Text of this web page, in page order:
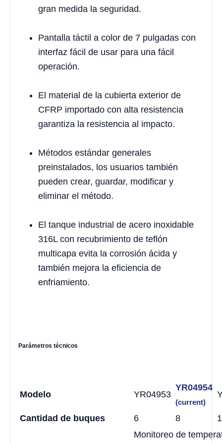
gran medida la seguridad.
Pantalla táctil a color de 7 pulgadas con
interfaz fácil de usar para una fácil
operación.
El material de la cubierta exterior de
CFRP importado con alta resistencia
garantiza la resistencia al impacto.
Métodos estándar generales
preinstalados, los usuarios también
pueden crear, guardar, modificar y
eliminar el método.
El tanque industrial de acero inoxidable
316L con recubrimiento de teflón
multicapa evita la corrosión ácida y
también mejora la eficiencia de
enfriamiento.
Parámetros técnicos
Modelo YR04953
YR04954
(current)
Cantidad de buques 6 8
Monitoreo de